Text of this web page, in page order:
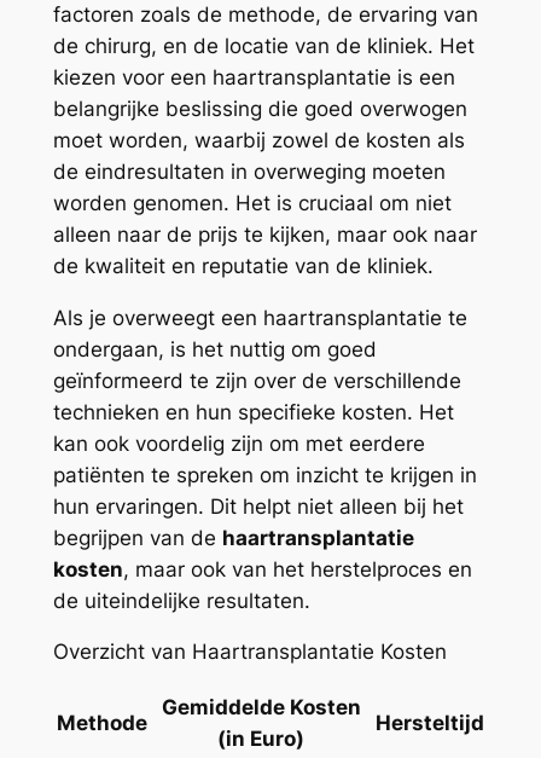
factoren zoals de methode, de ervaring van
de chirurg, en de locatie van de kliniek. Het
kiezen voor een haartransplantatie is een
belangrijke beslissing die goed overwogen
moet worden, waarbij zowel de kosten als
de eindresultaten in overweging moeten
worden genomen. Het is cruciaal om niet
alleen naar de prijs te kijken, maar ook naar
de kwaliteit en reputatie van de kliniek.
Als je overweegt een haartransplantatie te
ondergaan, is het nuttig om goed
geïnformeerd te zijn over de verschillende
technieken en hun specifieke kosten. Het
kan ook voordelig zijn om met eerdere
patiënten te spreken om inzicht te krijgen in
hun ervaringen. Dit helpt niet alleen bij het
begrijpen van de haartransplantatie
kosten, maar ook van het herstelproces en
de uiteindelijke resultaten.
Overzicht van Haartransplantatie Kosten
Methode
Gemiddelde Kosten
(in Euro)
Hersteltijd